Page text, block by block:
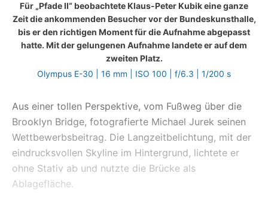
Für „Pfade II“ beobachtete Klaus-Peter Kubik eine ganze
Zeit die ankommenden Besucher vor der Bundeskunsthalle,
bis er den richtigen Moment für die Aufnahme abgepasst
hatte. Mit der gelungenen Aufnahme landete er auf dem
zweiten Platz.
Olympus E-30 | 16 mm | ISO 100 | f/6.3 | 1/200 s
Aus einer tollen Perspektive, vom Fußweg über die
Brooklyn Bridge, fotografierte Michael Jurek seinen
Wettbewerbsbeitrag. Die Langzeitbelichtung, mit der
eindrucksvollen Skyline im Hintergrund, lichtete er
ohne Stativ ab und nutzte die Brücke als
Ablagefläche.